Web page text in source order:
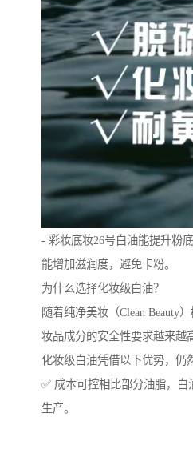
- 彩妆底妆26号白油能提升粉
能增加滋润度，避免卡粉。
为什么选择化妆级白油？
随着纯净美妆（Clean Beauty
妆品成分的安全性要求越来越
化妆级白油凭借以下优势，仍
✅ 成本可控相比部分油脂，
生产。